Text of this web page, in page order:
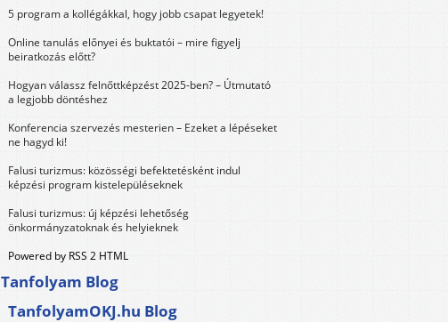
5 program a kollégákkal, hogy jobb csapat legyetek!
Online tanulás előnyei és buktatói – mire figyelj
beiratkozás előtt?
Hogyan válassz felnőttképzést 2025-ben? – Útmutató
a legjobb döntéshez
Konferencia szervezés mesterien – Ezeket a lépéseket
ne hagyd ki!
Falusi turizmus: közösségi befektetésként indul
képzési program kistelepüléseknek
Falusi turizmus: új képzési lehetőség
önkormányzatoknak és helyieknek
Powered by RSS 2 HTML
Tanfolyam Blog
TanfolyamOKJ.hu Blog